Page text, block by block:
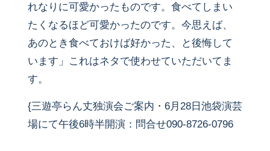
れなりに可愛かったものです。食べてしまい
たくなるほど可愛かったのです。今思えば、
あのとき食べておけば好かった、と後悔して
います」これはネタで使わせていただいてま
す。
{三遊亭らん丈独演会ご案内・6月28日池袋演芸
場にて午後6時半開演：問合せ090-8726-0796